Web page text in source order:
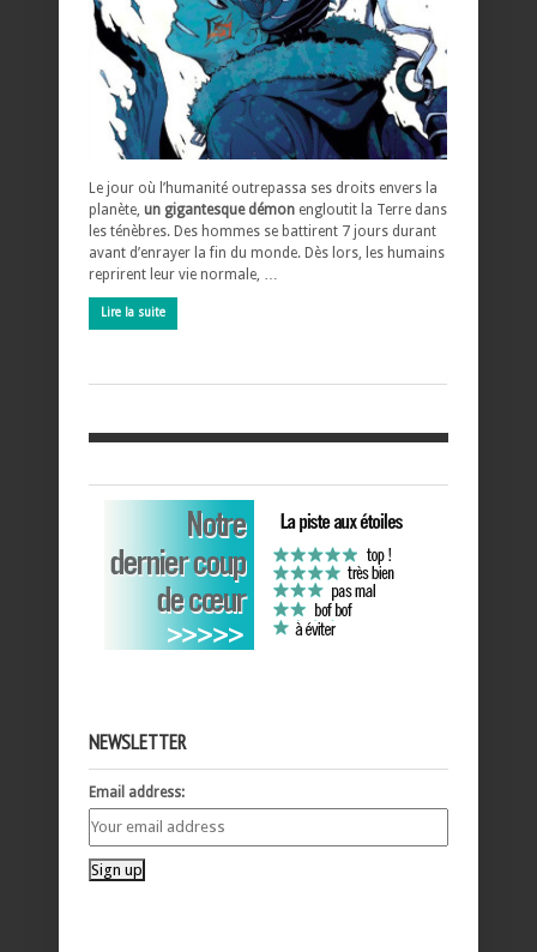
Le jour où l’humanité outrepassa ses droits envers la
planète, un gigantesque démon engloutit la Terre dans
les ténèbres. Des hommes se battirent 7 jours durant
avant d’enrayer la fin du monde. Dès lors, les humains
reprirent leur vie normale, …
Lire la suite
NEWSLETTER
Email address: